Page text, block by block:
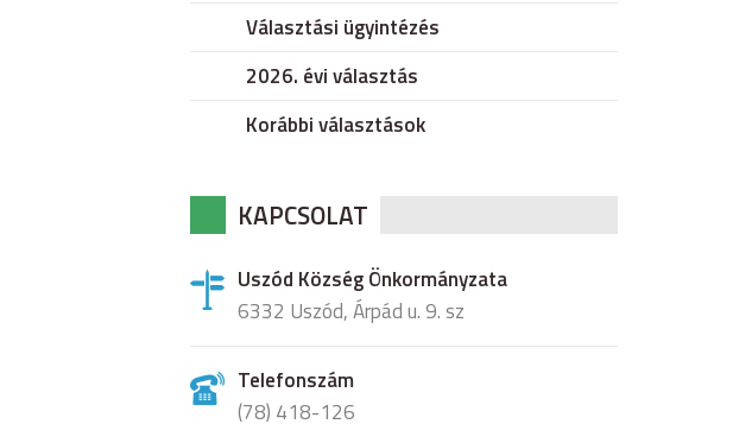
Választási ügyintézés
2026. évi választás
Korábbi választások
KAPCSOLAT
Uszód Község Önkormányzata
6332 Uszód, Árpád u. 9. sz
Telefonszám
(78) 418-126